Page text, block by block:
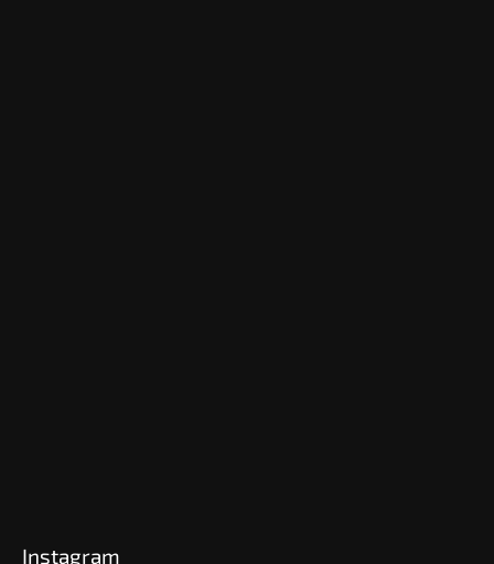
Instagram